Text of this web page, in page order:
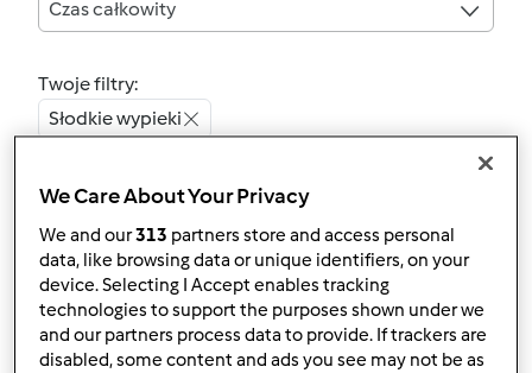
Czas całkowity
Twoje filtry:
Słodkie wypieki
4.7 (14)
Ciasto ze szpinakiem z
mascarpone
przezGość
We Care About Your Privacy
We and our313 partners store and access personal
data, like browsing data or unique identifiers, on your
device. Selecting I Accept enables tracking
technologies to support the purposes shown under we
and our partners process data to provide. If trackers are
disabled, some content and ads you see may not be as